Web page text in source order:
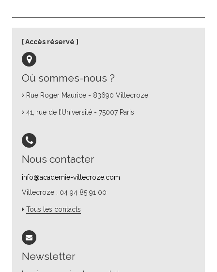
Où sommes-nous ?
Rue Roger Maurice - 83690 Villecroze
41, rue de l’Université - 75007 Paris
Nous contacter
info@academie-villecroze.com
Villecroze : 04 94 85 91 00
Tous les contacts
Newsletter
Accès réservé